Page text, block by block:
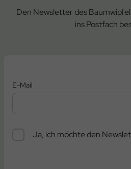
Den Newsletter des
ins Postfach
E-Mail
Ja, ich möchte den